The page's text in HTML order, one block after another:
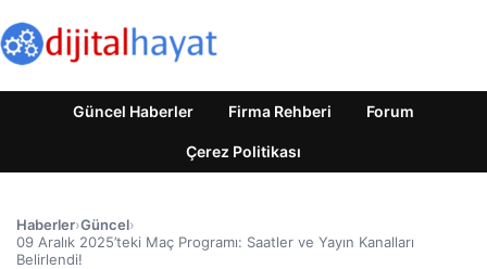
Güncel Haberler Firma Rehberi Forum
Çerez Politikası
Haberler›Güncel›
09 Aralık 2025’teki Maç Programı: Saatler ve Yayın Kanalları
Belirlendi!